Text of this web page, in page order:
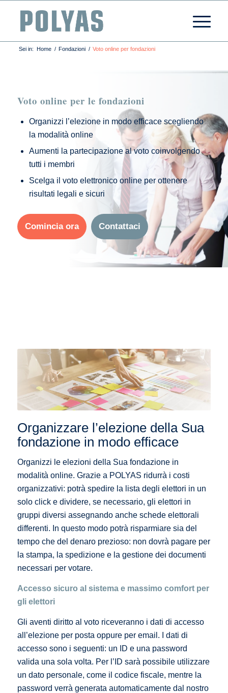
Sei in: Home / Fondazioni / Voto online per fondazioni
Voto online per le fondazioni
Organizzi l’elezione in modo efficace scegliendo
la modalità online
Aumenti la partecipazione al voto coinvolgendo
tutti i membri
Scelga il voto elettronico online per ottenere
risultati legali e sicuri
Comincia ora Contattaci
Organizzare l’elezione della Sua
fondazione in modo efficace
Organizzi le elezioni della Sua fondazione in
modalità online. Grazie a POLYAS ridurrà i costi
organizzativi: potrà spedire la lista degli elettori in un
solo click e dividere, se necessario, gli elettori in
gruppi diversi assegnando anche schede elettorali
differenti. In questo modo potrà risparmiare sia del
tempo che del denaro prezioso: non dovrà pagare per
la stampa, la spedizione e la gestione dei documenti
necessari per votare.
Accesso sicuro al sistema e massimo comfort per
gli elettori
Gli aventi diritto al voto riceveranno i dati di accesso
all’elezione per posta oppure per email. I dati di
accesso sono i seguenti: un ID e una password
valida una sola volta. Per l’ID sarà possibile utilizzare
un dato personale, come il codice fiscale, mentre la
password verrà generata automaticamente dal nostro